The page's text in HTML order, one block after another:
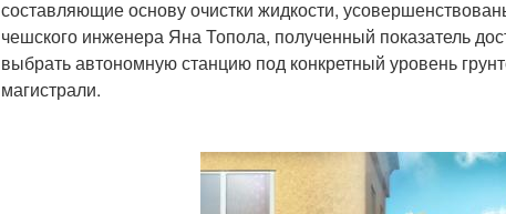
составляющие основу очистки жидкости,
чешского инженера Яна Топола, полученный показатель
выбрать автономную станцию под конкретный уровень
магистрали.